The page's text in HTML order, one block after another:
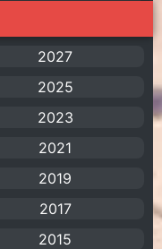
2027
2025
2023
2021
2019
2017
2015